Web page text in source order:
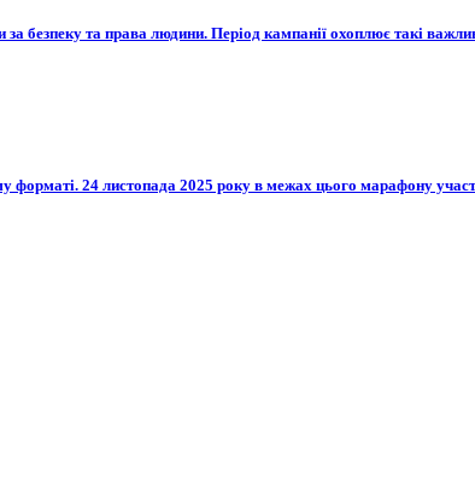
безпеку та права людини. Період кампанії охоплює такі
форматі. 24 листопада 2025 року в межах цього марафону